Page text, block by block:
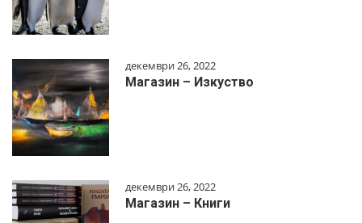
декември 26, 2022
Магазин – Изкуство
декември 26, 2022
Магазин – Книги